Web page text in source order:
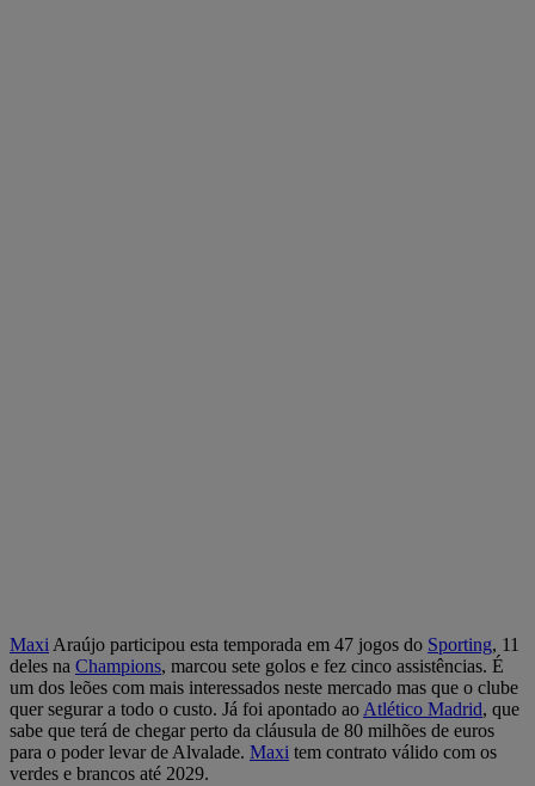
Maxi Araújo participou esta temporada em 47 jogos do Sporting, 11
deles na Champions, marcou sete golos e fez cinco assistências. É
um dos leões com mais interessados neste mercado mas que o clube
quer segurar a todo o custo. Já foi apontado ao Atlético Madrid, que
sabe que terá de chegar perto da cláusula de 80 milhões de euros
para o poder levar de Alvalade. Maxi tem contrato válido com os
verdes e brancos até 2029.